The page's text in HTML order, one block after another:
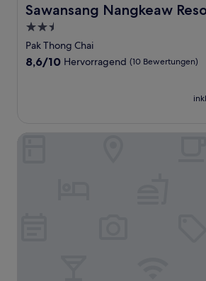
Sawansang Nangkeaw
Sawansang Nangkeaw Resort
2.5-
Sterne-
Unterkunft
Pak Thong Chai
8.6
8,6/10 Hervorragend (10 Bewertungen)